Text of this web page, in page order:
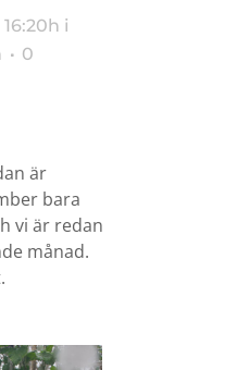
i
0
är
bara
vi är redan
månad.